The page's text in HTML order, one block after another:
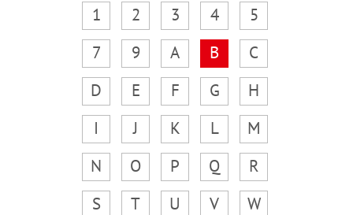
1 2 3 4
5
7
9 A B
C
D
E F G
H
I
J K L
M
N
O P Q
R
S
T U V
W